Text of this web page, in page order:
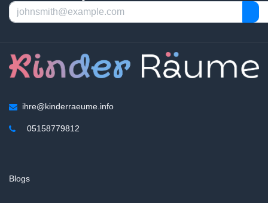
ihre@kinderraeume.info
05158779812
Blogs